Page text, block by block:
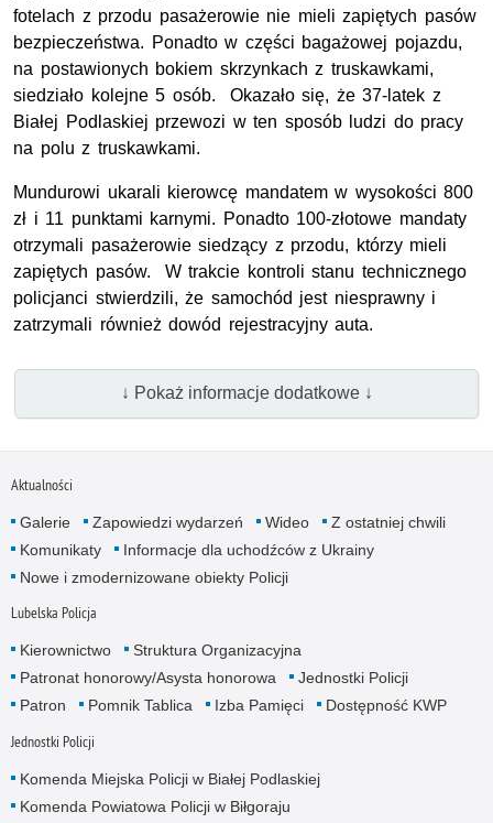
fotelach z przodu pasażerowie nie mieli zapiętych pasów
bezpieczeństwa. Ponadto w części bagażowej pojazdu,
na postawionych bokiem skrzynkach z truskawkami,
siedziało kolejne 5 osób. Okazało się, że 37-latek z
Białej Podlaskiej przewozi w ten sposób ludzi do pracy
na polu z truskawkami.
Mundurowi ukarali kierowcę mandatem w wysokości 800
zł i 11 punktami karnymi. Ponadto 100-złotowe mandaty
otrzymali pasażerowie siedzący z przodu, którzy mieli
zapiętych pasów. W trakcie kontroli stanu technicznego
policjanci stwierdzili, że samochód jest niesprawny i
zatrzymali również dowód rejestracyjny auta.
↓ Pokaż informacje dodatkowe ↓
Aktualności
Galerie Zapowiedzi wydarzeń Wideo
Z ostatniej chwili
Komunikaty
Informacje dla uchodźców z Ukrainy
Nowe i zmodernizowane obiekty Policji
Lubelska Policja
Kierownictwo
Struktura Organizacyjna
Patronat honorowy/Asysta honorowa
Jednostki Policji
Patron
Pomnik Tablica Izba Pamięci Dostępność KWP
Jednostki Policji
Komenda Miejska Policji w Białej Podlaskiej
Komenda Powiatowa Policji w Biłgoraju